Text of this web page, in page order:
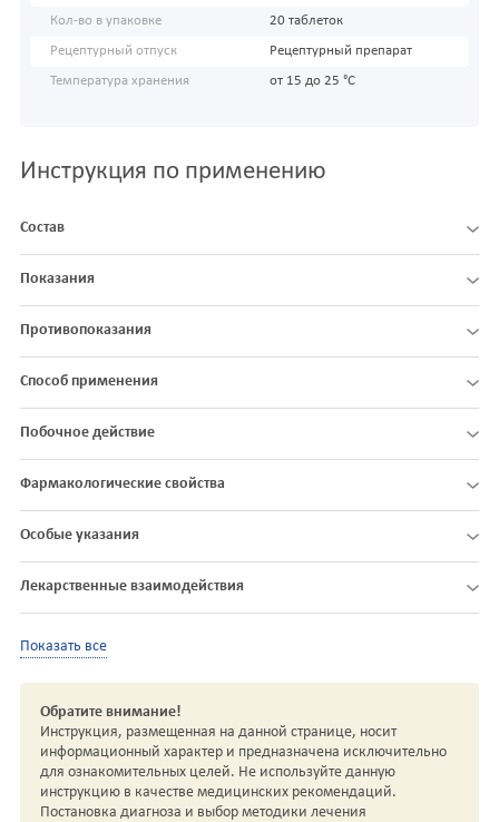
Кол-во в упаковке 20 таблеток
Рецептурный отпуск Рецептурный препарат
Температура хранения от 15 до 25 °C
Инструкция по применению
Состав
Показания
Противопоказания
Способ применения
Побочное действие
Фармакологические свойства
Особые указания
Лекарственные взаимодействия
Показать все
Обратите внимание!
Инструкция, размещенная на данной странице, носит
информационный характер и предназначена исключительно
для ознакомительных целей. Не используйте данную
инструкцию в качестве медицинских рекомендаций.
Постановка диагноза и выбор методики лечения